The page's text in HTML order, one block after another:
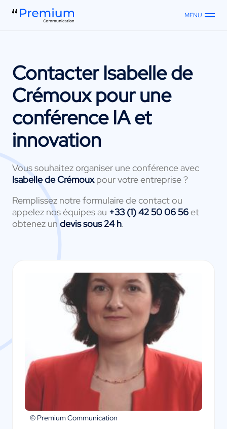
MENU
ContacterIsabelle de
Crémouxpour une
conférence IA et
innovation
Vous souhaitez organiser une conférence avec
Isabelle de Crémouxpour votre entreprise ?
Remplissez notre formulaire de contact ou
appelez nos équipes au +33 (1) 42 50 06 56et
obtenez undevis sous 24 h.
© Premium Communication